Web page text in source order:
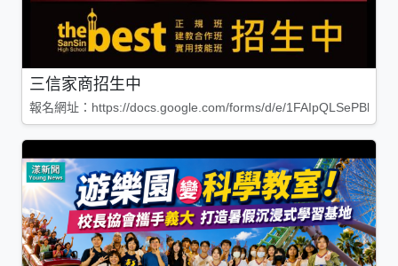
三信家商招生中
報名網址：https://docs.google.com/forms/d/e/